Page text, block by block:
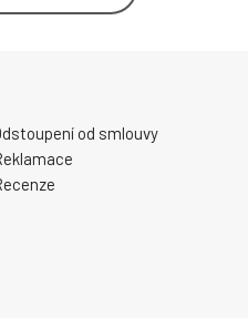
od smlouvy